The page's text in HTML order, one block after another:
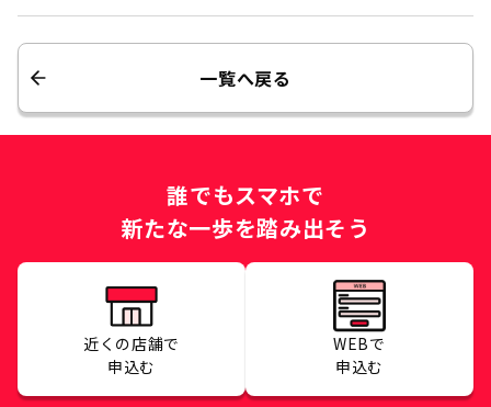
一覧へ戻る
誰でもスマホで
新たな一歩を踏み出そう
近くの店舗で
申込む
WEBで
申込む